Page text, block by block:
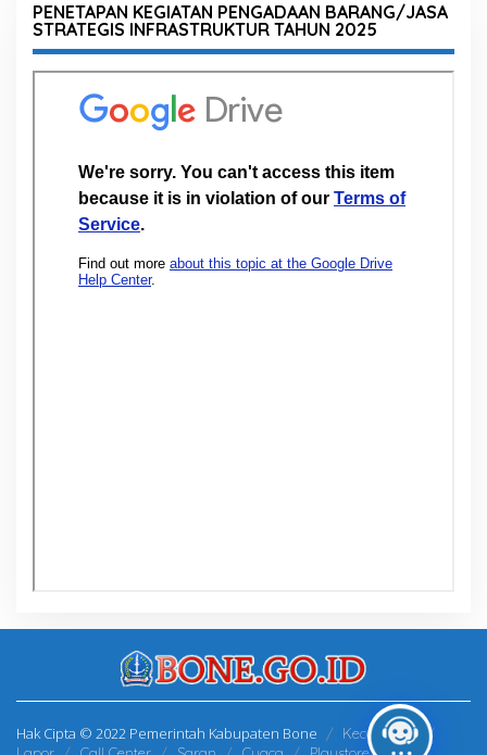
PENETAPAN KEGIATAN PENGADAAN BARANG/JASA
STRATEGIS INFRASTRUKTUR TAHUN 2025
Hak Cipta © 2022 Pemerintah Kabupaten Bone
Kecamatan